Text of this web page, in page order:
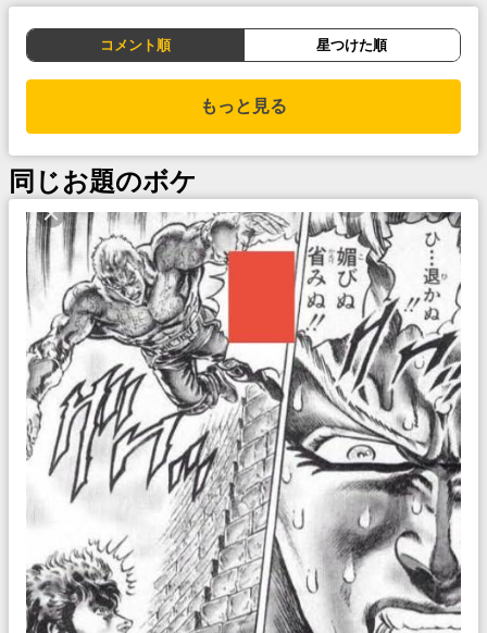
コメント順 星つけた順
もっと見る
同じお題のボケ